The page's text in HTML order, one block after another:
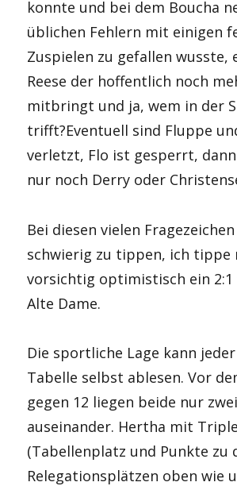
konnte und bei dem Boucha
üblichen Fehlern mit einigen
Zuspielen zu gefallen wusste,
Reese der hoffentlich noch
mitbringt und ja, wem in der
trifft?Eventuell sind Fluppe
verletzt, Flo ist gesperrt,
nur noch Derry oder
Bei diesen vielen
schwierig zu tippen, ich tippe
vorsichtig optimistisch ein
Alte Dame.
Die sportliche Lage kann
Tabelle selbst ablesen. Vor
gegen 12 liegen beide nur
auseinander. Hertha mit
(Tabellenplatz und Punkte zu
Relegationsplätzen oben wie